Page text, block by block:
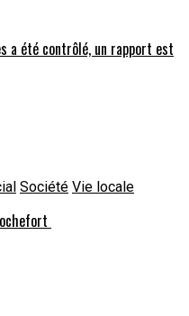
a été contrôlé, un rapport est
Société Vie locale